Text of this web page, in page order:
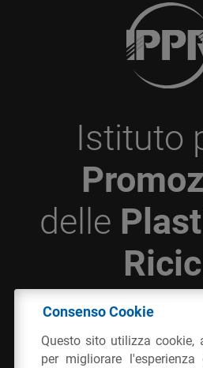
Istituto
delle
Plastiche da
Consenso Cookie
Questo sito utilizza cookie,
per migliorare